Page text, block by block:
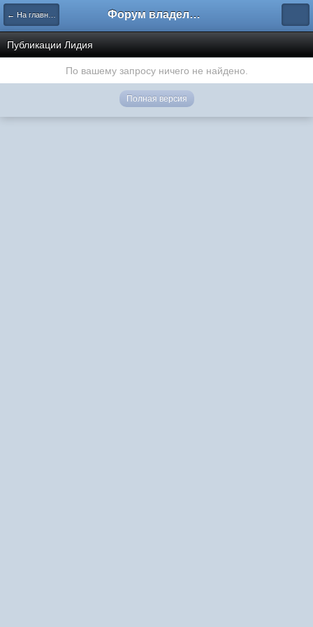
← На главную Форум владельцев интернет-магазинов
Публикации Лидия
По вашему запросу ничего не найдено.
Полная версия